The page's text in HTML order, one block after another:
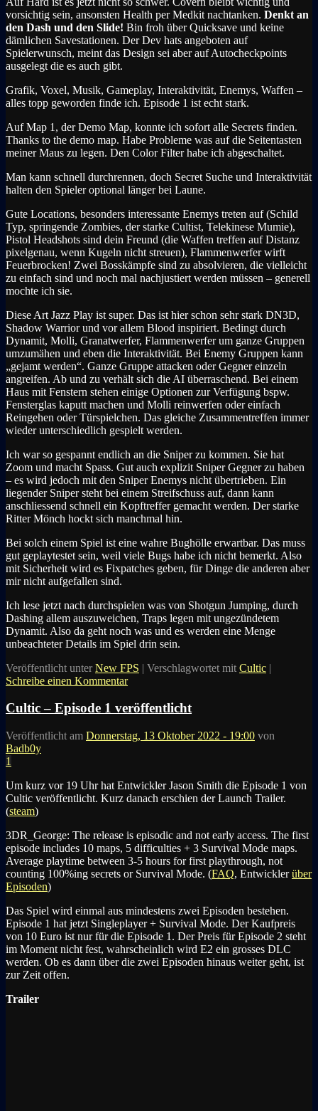
vorsichtig sein, ansonsten Health per Medkit nachtanken. Denkt an
den Dash und den Slide! Bin froh über Quicksave und keine
dämlichen Savestationen. Der Dev hats angeboten auf
Spielerwunsch, meint das Design sei aber auf Autocheckpoints
ausgelegt die es auch gibt.
Grafik, Voxel, Musik, Gameplay, Interaktivität, Enemys, Waffen –
alles topp geworden finde ich. Episode 1 ist echt stark.
Auf Map 1, der Demo Map, konnte ich sofort alle Secrets finden.
Thanks to the demo map. Habe Probleme was auf die Seitentasten
meiner Maus zu legen. Den Color Filter habe ich abgeschaltet.
Man kann schnell durchrennen, doch Secret Suche und Interaktivität
halten den Spieler optional länger bei Laune.
Gute Locations, besonders interessante Enemys treten auf (Schild
Typ, springende Zombies, der starke Cultist, Telekinese Mumie),
Pistol Headshots sind dein Freund (die Waffen treffen auf Distanz
pixelgenau, wenn Kugeln nicht streuen), Flammenwerfer wirft
Feuerbrocken! Zwei Bosskämpfe sind zu absolvieren, die vielleicht
zu einfach sind und noch mal nachjustiert werden müssen – generell
mochte ich sie.
Diese Art Jazz Play ist super. Das ist hier schon sehr stark DN3D,
Shadow Warrior und vor allem Blood inspiriert. Bedingt durch
Dynamit, Molli, Granatwerfer, Flammenwerfer um ganze Gruppen
umzumähen und eben die Interaktivität. Bei Enemy Gruppen kann
„gejamt werden“. Ganze Gruppe attacken oder Gegner einzeln
angreifen. Ab und zu verhält sich die AI überraschend. Bei einem
Haus mit Fenstern stehen einige Optionen zur Verfügung bspw.
Fensterglas kaputt machen und Molli reinwerfen oder einfach
Reingehen oder Türspielchen. Das gleiche Zusammentreffen immer
wieder unterschiedlich gespielt werden.
Ich war so gespannt endlich an die Sniper zu kommen. Sie hat
Zoom und macht Spass. Gut auch explizit Sniper Gegner zu haben
– es wird jedoch mit den Sniper Enemys nicht übertrieben. Ein
liegender Sniper steht bei einem Streifschuss auf, dann kann
anschliessend schnell ein Kopftreffer gemacht werden. Der starke
Ritter Mönch hockt sich manchmal hin.
Bei solch einem Spiel ist eine wahre Bughölle erwartbar. Das muss
gut geplaytestet sein, weil viele Bugs habe ich nicht bemerkt. Also
mit Sicherheit wird es Fixpatches geben, für Dinge die anderen aber
mir nicht aufgefallen sind.
Ich lese jetzt nach durchspielen was von Shotgun Jumping, durch
Dashing allem auszuweichen, Traps legen mit ungezündetem
Dynamit. Also da geht noch was und es werden eine Menge
unbeachteter Details im Spiel drin sein.
Veröffentlicht unter New FPS | Verschlagwortet mit Cultic |
Schreibe einen Kommentar
Cultic – Episode 1 veröffentlicht
Veröffentlicht am Donnerstag, 13 Oktober 2022 - 19:00 von
Badb0y
1
Um kurz vor 19 Uhr hat Entwickler Jason Smith die Episode 1 von
Cultic veröffentlicht. Kurz danach erschien der Launch Trailer.
(steam)
3DR_George: The release is episodic and not early access. The first
episode includes 10 maps, 5 difficulties + 3 Survival Mode maps.
Average playtime between 3-5 hours for first playthrough, not
counting 100%ing secrets or Survival Mode. (FAQ, Entwicklerüber
Episoden)
Das Spiel wird einmal aus mindestens zwei Episoden bestehen.
Episode 1 hat jetzt Singleplayer + Survival Mode. Der Kaufpreis
von 10 Euro ist nur für die Episode 1. Der Preis für Episode 2 steht
im Moment nicht fest, wahrscheinlich wird E2 ein grosses DLC
werden. Ob es dann über die zwei Episoden hinaus weiter geht, ist
zur Zeit offen.
Trailer